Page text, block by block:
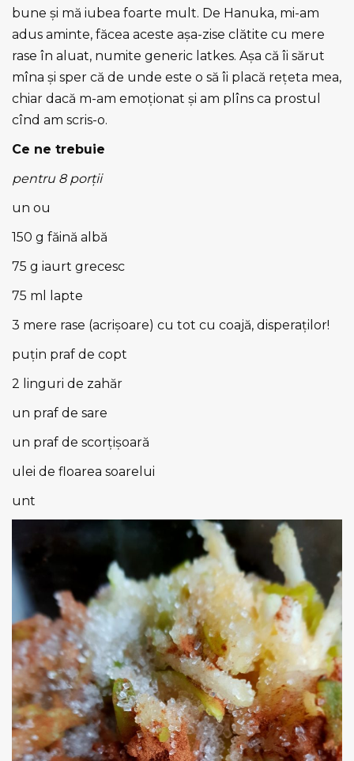
bune și mă iubea foarte mult. De Hanuka, mi-am
adus aminte, făcea aceste așa-zise clătite cu mere
rase în aluat, numite generic latkes. Așa că îi sărut
mîna și sper că de unde este o să îi placă rețeta mea,
chiar dacă m-am emoționat și am plîns ca prostul
cînd am scris-o.
Ce ne trebuie
pentru 8 porții
un ou
150 g făină albă
75 g iaurt grecesc
75 ml lapte
3 mere rase (acrișoare) cu tot cu coajă, disperaților!
puțin praf de copt
2 linguri de zahăr
un praf de sare
un praf de scorțișoară
ulei de floarea soarelui
unt